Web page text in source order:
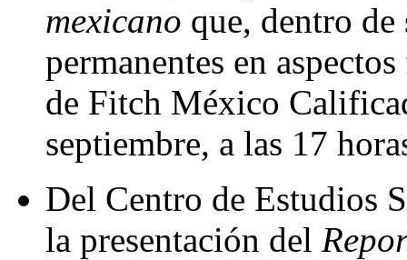
mexicano que, dentro
permanentes en
de Fitch México
septiembre, a las 17
Del Centro de Estudios
la presentación del